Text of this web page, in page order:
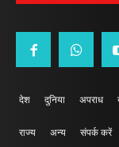
देश दुनिया अपराध
राज्य अन्य संपर्क करें